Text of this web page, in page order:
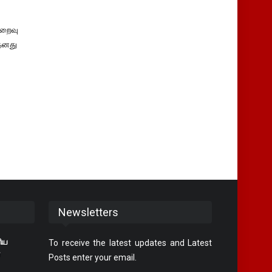
Newsletters
To receive the latest updates and Latest
Posts enter your email.